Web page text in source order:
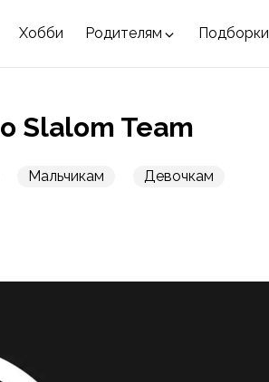
Хобби Родителям Подборки
Slalom Team
Мальчикам Девочкам